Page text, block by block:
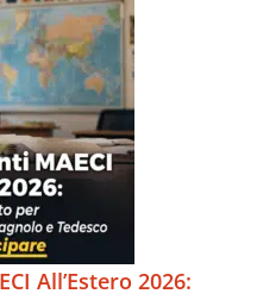
All’Estero 2026: